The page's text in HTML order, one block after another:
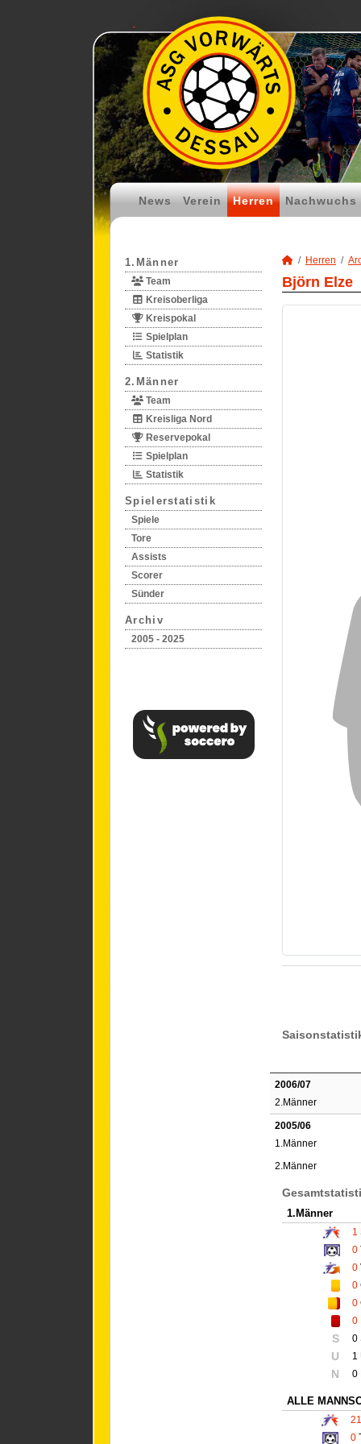
News Verein Herren Nachwuchs
1.Männer
Team
Kreisoberliga
Kreispokal
Spielplan
Statistik
2.Männer
Team
Kreisliga Nord
Reservepokal
Spielplan
Statistik
Spielerstatistik
Spiele
Tore
Assists
Scorer
Sünder
Archiv
2005 - 2025
Herren
Björn Elze
2006/07
2.Männer
2005/06
1.Männer
2.Männer
1.Männer
1
0
0
0
0
0
S 0
U 1
N 0
ALLE
21
0